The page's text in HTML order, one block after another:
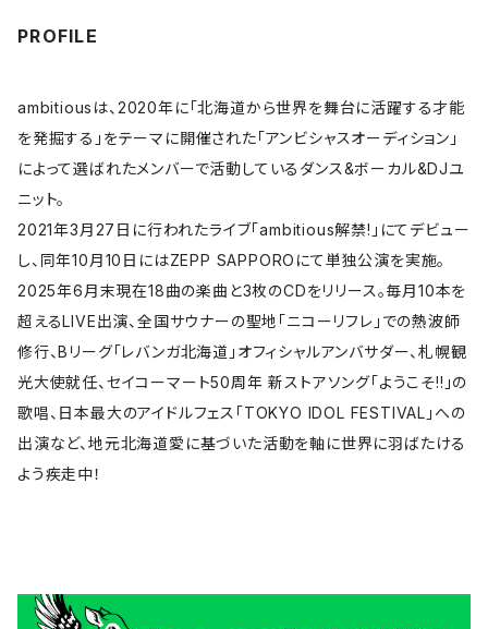
PROFILE
ambitiousは、2020年に「北海道から世界を舞台に活躍する才能
を発掘する」をテーマに開催された「アンビシャスオーディション」
によって選ばれたメンバーで活動しているダンス&ボーカル&DJユ
ニット。
2021年3月27日に行われたライブ「ambitious解禁!」にてデビュー
し、同年10月10日にはZEPP SAPPOROにて単独公演を実施。
2025年6月末現在18曲の楽曲と3枚のCDをリリース。毎月10本を
超えるLIVE出演、全国サウナーの聖地「ニコーリフレ」での熱波師
修行、Bリーグ「レバンガ北海道」オフィシャルアンバサダー、札幌観
光大使就任、セイコーマート50周年 新ストアソング「ようこそ!!」の
歌唱、日本最大のアイドルフェス「TOKYO IDOL FESTIVAL」への
出演など、地元北海道愛に基づいた活動を軸に世界に羽ばたける
よう疾走中！